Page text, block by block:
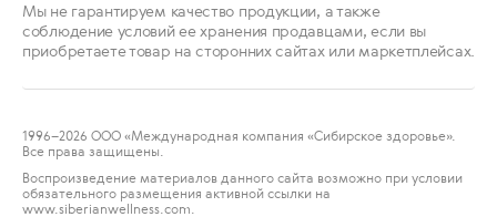
Мы не гарантируем качество продукции, а также
соблюдение условий ее хранения продавцами, если вы
приобретаете товар на сторонних сайтах или маркетплейсах.
1996–2026 ООО «Международная компания «Сибирское здоровье».
Все права защищены.
Воспроизведение материалов данного сайта возможно при условии
обязательного размещения активной ссылки на
www.siberianwellness.com.